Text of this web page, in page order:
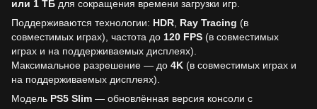
или 1 ТБ для сокращения времени загрузки игр.
Поддерживаются технологии: HDR Ray Tracing (в
совместимых играх), частота до 120 FPS (в совместимых
играх и на поддерживаемых дисплеях).
Максимальное разрешение — до 4K (в совместимых играх и
на поддерживаемых дисплеях).
Модель PS5 Slim — обновлённая версия консоли с